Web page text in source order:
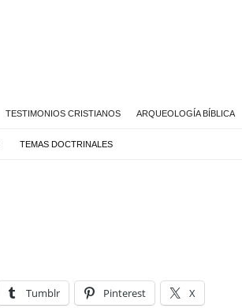
TESTIMONIOS CRISTIANOS ARQUEOLOGÍA BÍBLICA
TEMAS DOCTRINALES
Tumblr Pinterest X